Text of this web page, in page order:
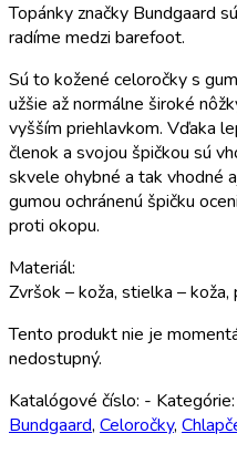
Topánky značky Bundgaard
radíme medzi barefoot.
Sú to kožené celoročky s
užšie až normálne široké
vyšším priehlavkom. Vďaka
členok a svojou špičkou sú
skvele ohybné a tak vhodné
gumou ochránenú špičku
proti okopu.
Materiál:
Zvršok – koža, stielka – koža,
Tento produkt nie je
nedostupný.
Katalógové číslo: - Kategórie:
Bundgaard, Celoročky,